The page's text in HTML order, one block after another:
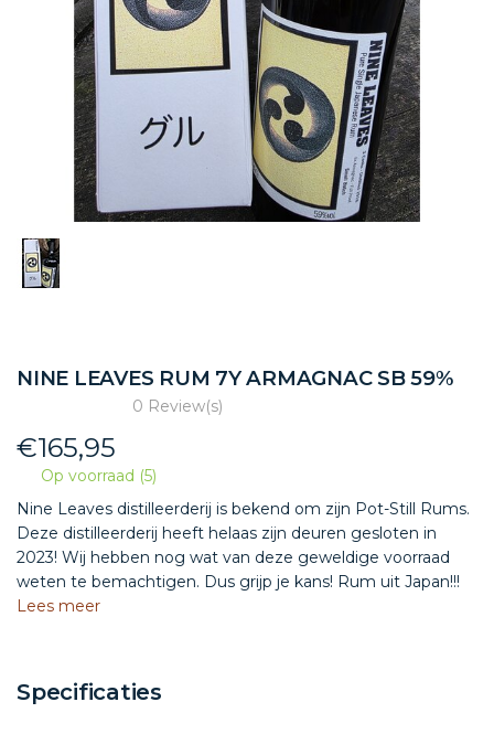
NINE LEAVES RUM 7Y ARMAGNAC SB 59%
0 Review(s)
€165,95
Op voorraad (5)
Nine Leaves distilleerderij is bekend om zijn Pot-Still Rums.
Deze distilleerderij heeft helaas zijn deuren gesloten in
2023! Wij hebben nog wat van deze geweldige voorraad
weten te bemachtigen. Dus grijp je kans! Rum uit Japan!!!
Lees meer
Specificaties